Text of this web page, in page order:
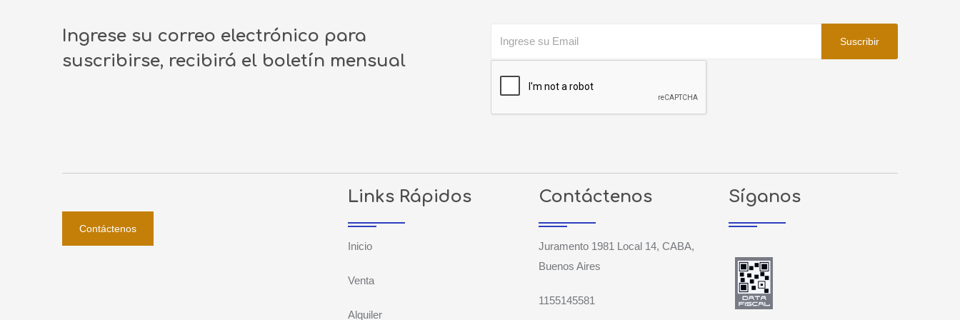
Ingrese su correo electrónico para
suscribirse, recibirá el boletín mensual
Suscribir
Contáctenos
Links Rápidos
Inicio
Venta
Alquiler
Contáctenos
Juramento 1981 Local 14, CABA,
Buenos Aires
1155145581
Síganos